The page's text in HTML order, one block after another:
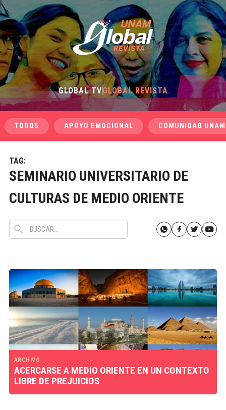
GLOBAL TVGLOBAL REVISTA
TODOS APOYO EMOCIONAL COMUNIDAD UNAM
TAG:
SEMINARIO UNIVERSITARIO DE
CULTURAS DE MEDIO ORIENTE
ARCHIVO
ACERCARSE A MEDIO ORIENTE EN UN CONTEXTO
LIBRE DE PREJUICIOS